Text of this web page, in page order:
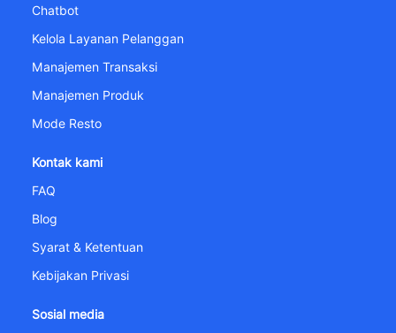
Chatbot
Kelola Layanan Pelanggan
Manajemen Transaksi
Manajemen Produk
Mode Resto
Kontak kami
FAQ
Blog
Syarat & Ketentuan
Kebijakan Privasi
Sosial media